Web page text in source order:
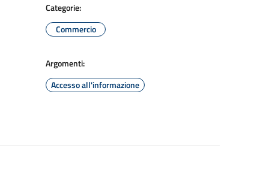
Categorie:
Commercio
Argomenti:
Accesso all'informazione